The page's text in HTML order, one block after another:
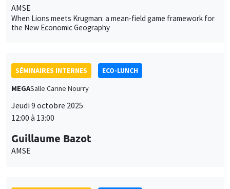
AMSE
When Lions meets Krugman: a mean-field game framework for
the New Economic Geography
SÉMINAIRES INTERNES
ECO-LUNCH
MEGASalle Carine Nourry
Jeudi 9 octobre 2025
12:00 à 13:00
Guillaume Bazot
AMSE